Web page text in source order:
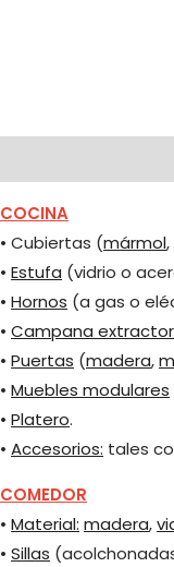
COCINA
• Cubiertas (mármol,
•Estufa (vidrio o
•Hornos (a gas o
•Campana
•Puertas (madera,
•Muebles modulares
•Platero.
•Accesorios: tales
COMEDOR
•Material: madera,
•Sillas